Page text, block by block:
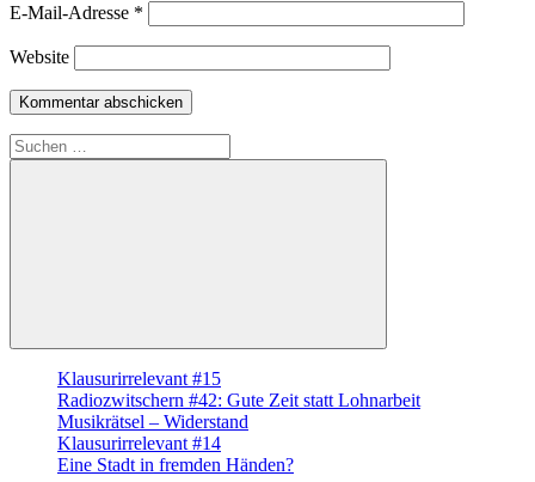
E-Mail-Adresse *
Website
Suche
nach:
Suchen
Klausurirrelevant #15
Radiozwitschern #42: Gute Zeit statt Lohnarbeit
Musikrätsel – Widerstand
Klausurirrelevant #14
Eine Stadt in fremden Händen?